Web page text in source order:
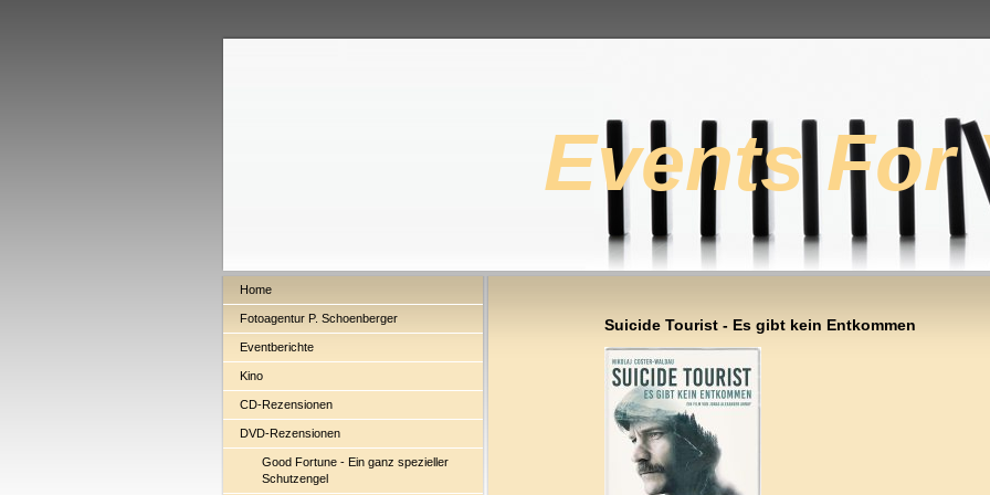
Events For
Home
Fotoagentur P. Schoenberger
Eventberichte
Kino
CD-Rezensionen
DVD-Rezensionen
Good Fortune - Ein ganz spezieller
Schutzengel
Suicide Tourist - Es gibt kein Entkommen